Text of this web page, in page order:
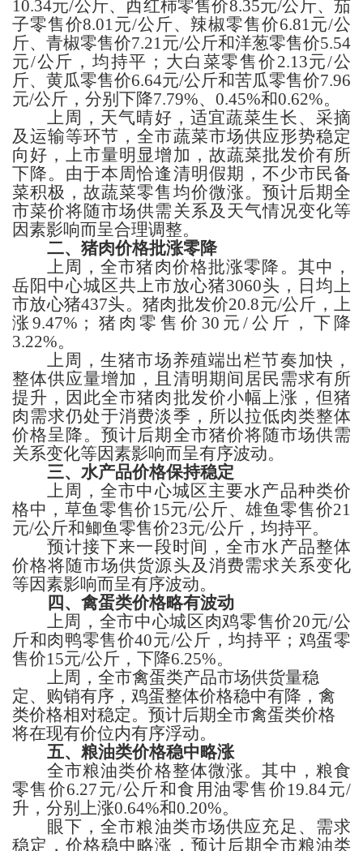
10.34元/公斤、西红柿零售价8.35元/公斤、茄
子零售价8.01元/公斤、辣椒零售价6.81元/公
斤、 青椒零售价7.21元/公斤和洋葱零售价5.54
元/公斤， 均持平； 大白菜零售价2.13元/公
斤、 黄瓜零售价6.64元/公斤和苦瓜零售价7.96
元/公斤， 分别下降7.79%、0.45%和0.62%。
上周，天气晴好，适宜蔬菜生长、采摘
及运输等环节，全市蔬菜市场供应形势稳定
向好，上市量明显增加，故蔬菜批发价有所
下降。由于本周恰逢清明假期，不少市民备
菜积极，故蔬菜零售均价微涨。预计后期全
市菜价将随市场供需关系及天气情况变化等
因素影响而呈合理调整。
二、猪肉价格批涨零降
上周，全市猪肉价格批涨零降。其中，
岳阳 中心城区共上市放心猪3060头，日均上
市放心猪437头。 猪肉批发价20.8元/公斤，上
涨9.47%；猪肉 零售价 30 元/公斤， 下降
3.22%。
上周，生猪市场养殖端出栏节奏加快，
整体供应量增加，且清明期间居民需求有所
提升，因此全市猪肉批发价小幅上涨，但猪
肉需求仍处于消费淡季，所以拉低肉类整体
价格呈降。预计后期全市猪价将随市场供需
关系变化等因素影响而呈有序波动。
三、 水产品价格保持稳定
上周，全市中心城区主要水产品种类价
格中， 草鱼零售价15元/公斤、雄鱼零售价21
元/公斤和鲫鱼 零售价23元/公斤， 均持平。
预计接下来一段时间，全市水产品整体
价格将随市场供货源头及消费需求关系变化
等因素影响而呈有序波动。
四、禽蛋类价格略有波动
上周， 全市中心城区肉鸡零售价20元/公
斤和肉鸭零售价40元/公斤，均持平；鸡蛋零
售价15元/公斤， 下降6.25%。
上周，全市禽蛋类产品市场供货量稳
定、 购销有序，鸡蛋整体价格稳中有降，禽
类价格相对稳定。 预计后期全市禽蛋类价格
将在现有价位内有序浮动。
五、粮油类价格稳中略涨
全市粮油类价格整体微涨。其中， 粮食
零售价6.27元/公斤和食用油零售价19.84元/
升， 分别上涨0.64%和0.20%。
眼下，全市粮油类市场供应充足、 需求
稳定 ，价格稳中略涨， 预计后期全市粮油类